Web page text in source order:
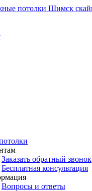
Заказать обратный звонок
Бесплатная консультация
Вопросы и ответы